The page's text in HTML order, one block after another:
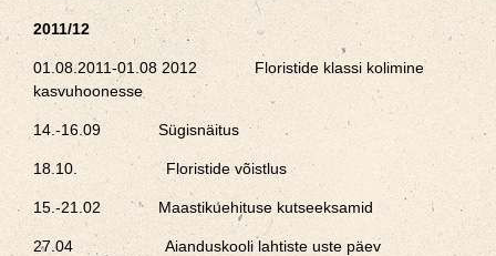
2011/12
01.08.2011-01.08 2012 Floristide klassi kolimine
kasvuhoonesse
14.-16.09 Sügisnäitus
18.10. Floristide võistlus
15.-21.02 Maastikuehituse kutseeksamid
27.04 Aianduskooli lahtiste uste päev